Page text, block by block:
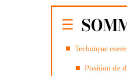
Technique
Position de